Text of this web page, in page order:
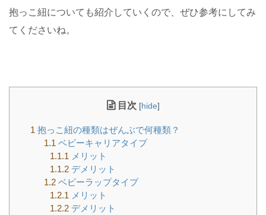
抱っこ紐についても紹介していくので、ぜひ参考にしてみ
てくださいね。
目次 [hide]
1 抱っこ紐の種類はぜんぶで何種類？
1.1 ベビーキャリアタイプ
1.1.1 メリット
1.1.2 デメリット
1.2ベビーラップタイプ
1.2.1 メリット
1.2.2 デメリット